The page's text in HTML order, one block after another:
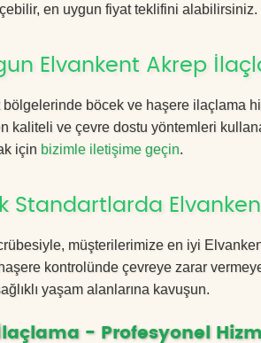
en uygun fiyat teklifini alabilirsiniz.
Elvankent Akrep
bölgelerinde böcek ve haşere ilaçlama
kaliteli ve çevre dostu yöntemleri
için bizimle iletişime geçin.
Standartlarda
müşterilerimize en iyi
kontrolünde çevreye zarar
yaşam alanlarına kavuşun.
- Profesyonel